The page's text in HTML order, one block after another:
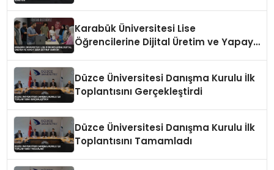
Karabük Üniversitesi Lise
Öğrencilerine Dijital Üretim ve Yapay
Düzce Üniversitesi Danışma Kurulu İlk
Toplantısını Gerçekleştirdi
Düzce Üniversitesi Danışma Kurulu İlk
Toplantısını Tamamladı